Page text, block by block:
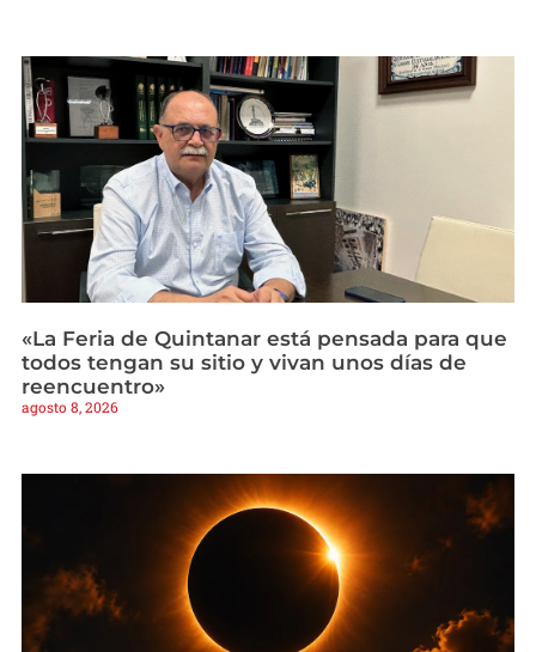
«La Feria de Quintanar está pensada para que
todos tengan su sitio y vivan unos días de
reencuentro»
agosto 8, 2026